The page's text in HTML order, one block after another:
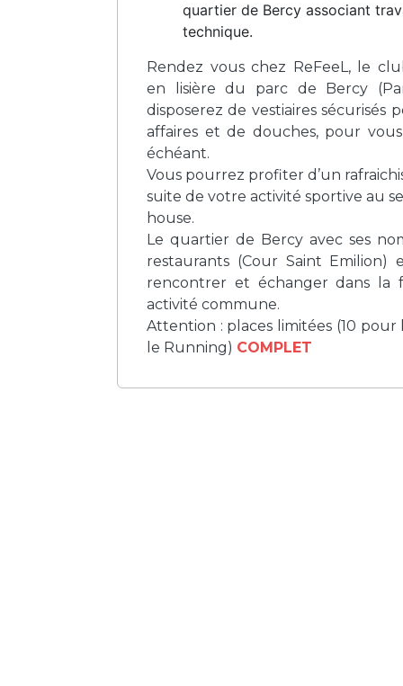
quartier de Bercy associant
technique.
Rendez vouschez ReFeeL, le
en lisière du parc de Bercy
disposerez de vestiaires sécurisés
affaires et de douches, pour
échéant.
Vous pourrez profiter d’un
suite de votre activité sportive au
house.
Le quartier de Bercy avec ses
restaurants (Cour Saint Emilion)
rencontrer et échanger dans la
activité commune.
Attention : places limitées (10 pour
le Running) COMPLET